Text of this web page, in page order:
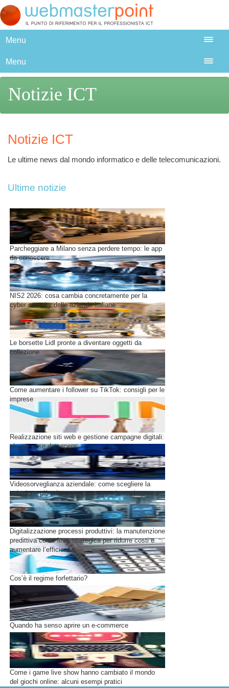
Menu
Menu
Notizie ICT
Notizie ICT
Le ultime news dal mondo informatico e delle telecomunicazioni.
Ultime notizie
Parcheggiare a Milano senza perdere tempo: le app
da conoscere
NIS2 2026: cosa cambia concretamente per la
cyber security delle aziende italiane
Le borsette Lidl pronte a diventare oggetti da
collezione
Come aumentare i follower su TikTok: consigli per le
imprese
Realizzazione siti web e gestione campagne digitali:
alcune cose da sapere
Videosorveglianza aziendale: come scegliere la
soluzione più adatta per proteggere la tua impresa
Digitalizzazione processi produttivi: la manutenzione
predittiva come leva strategica per ridurre costi e
aumentare l’efficienza
Cos’è il regime forfettario?
Quando ha senso aprire un e-commerce
Come i game live show hanno cambiato il mondo
del giochi online: alcuni esempi pratici